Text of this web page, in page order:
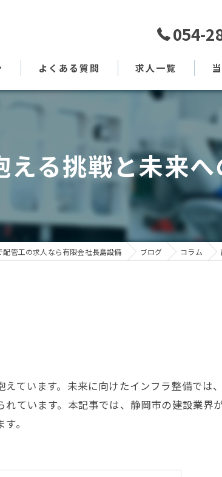
054-
よくある質問 求人一覧
土
現
未
直
る挑戦と未来
配管工の求人なら有限会社長島設備 ブログ コラム
ています。未来に向けたインフラ整備では
ています。本記事では、静岡市の建設業界
。